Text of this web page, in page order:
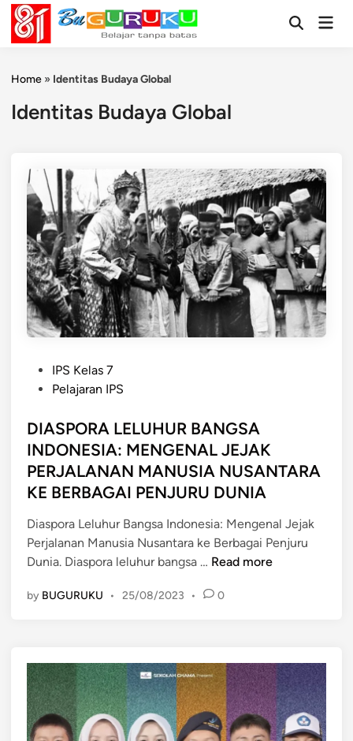
Skip
content
OpenMain
Home » Identitas Budaya Global
Identitas Budaya Global
t
e
d
n
IPS Kelas 7
Pelajaran IPS
DIASPORA LELUHUR BANGSA
INDONESIA: MENGENAL JEJAK
PERJALANAN MANUSIA NUSANTARA
KE BERBAGAI PENJURU DUNIA
Diaspora Leluhur Bangsa Indonesia: Mengenal Jejak
Perjalanan Manusia Nusantara ke Berbagai Penjuru
Dunia. Diaspora leluhur bangsa … D
A
R
A
L
E
Read more
by BUGURUKU • 25/08/2023 • 0